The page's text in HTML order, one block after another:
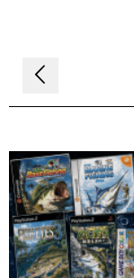
Navigation
de